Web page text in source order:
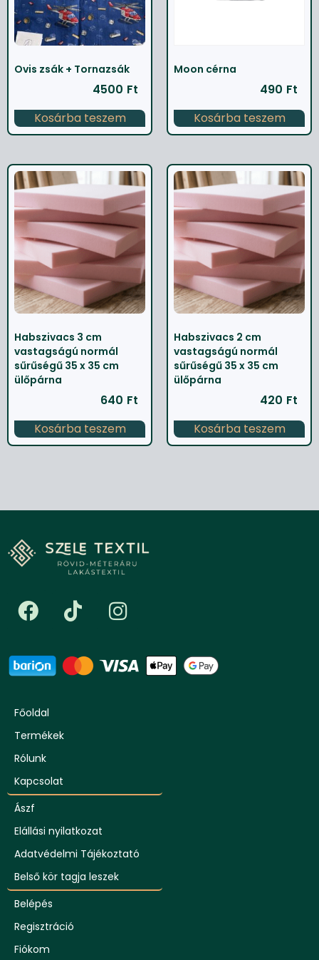
Ovis zsák + Tornazsák
4500 Ft
Kosárba teszem
Moon cérna
490 Ft
Kosárba teszem
Habszivacs 3 cm
vastagságú normál
sűrűségű 35 x 35 cm
ülőpárna
640 Ft
Kosárba teszem
Habszivacs 2 cm
vastagságú normál
sűrűségű 35 x 35 cm
ülőpárna
420 Ft
Kosárba teszem
Főoldal
Termékek
Rólunk
Kapcsolat
Ászf
Elállási nyilatkozat
Adatvédelmi Tájékoztató
Belső kör tagja leszek
Belépés
Regisztráció
Fiókom